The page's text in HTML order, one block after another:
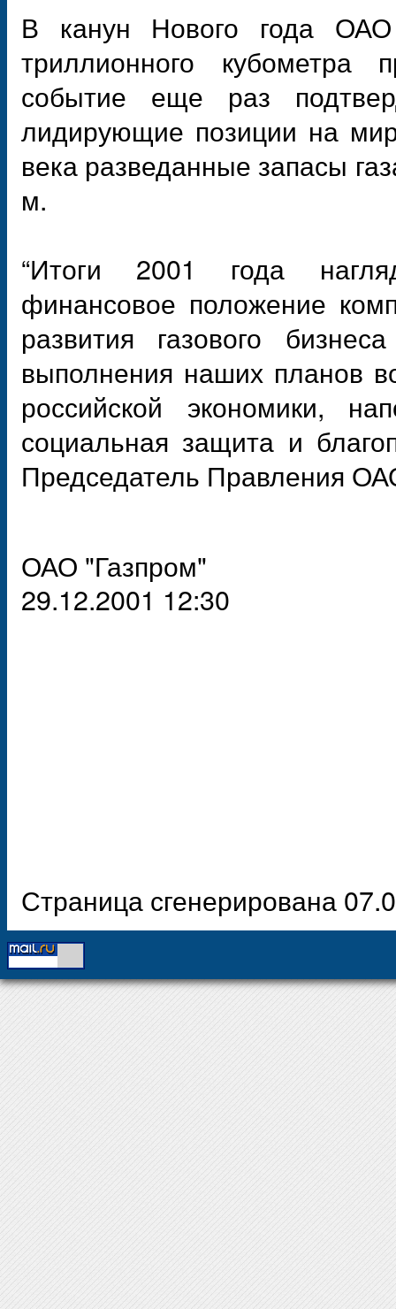
В канун Нового года ОАО
триллионного кубометра
событие еще раз
лидирующие позиции на
века разведанные запасы
м.
“Итоги 2001 года
финансовое положение
развития газового
выполнения наших планов
российской экономики,
социальная защита и
Председатель Правления
ОАО "Газпром"
29.12.2001 12:30
Страница сгенерирована